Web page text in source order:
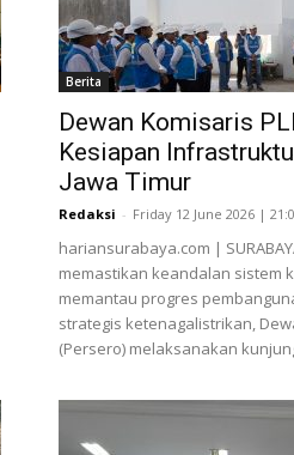
Berita
Dewan Komisaris
Kesiapan
Jawa Timur
Redaksi - Friday 12 June 2026 |
hariansurabaya.com |
memastikan keandalan sistem
memantau progres
strategis ketenagalistrikan,
(Persero) melaksanakan